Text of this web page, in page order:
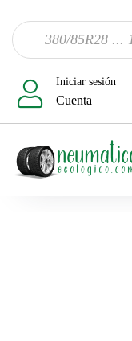
Iniciar sesión
Cuenta